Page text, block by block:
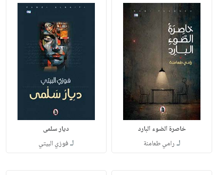
خاصرة الضوء البارد
لـ رامي طعامنة
ديار سلمى
لـفوزي البيتي